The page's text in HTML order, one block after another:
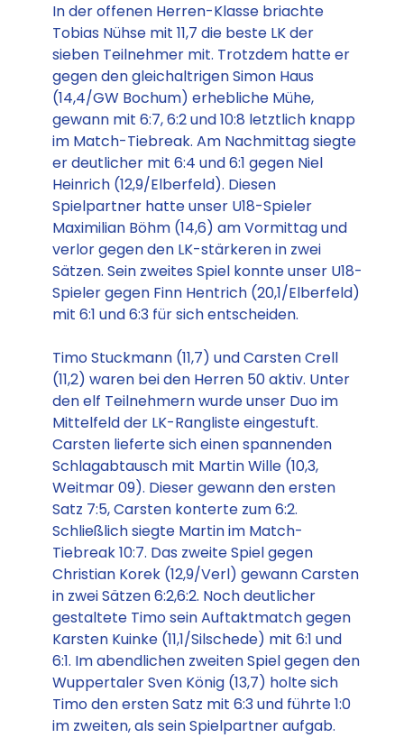
In der offenen Herren-Klasse briachte
Tobias Nühse mit 11,7 die beste LK der
sieben Teilnehmer mit. Trotzdem hatte er
gegen den gleichaltrigen Simon Haus
(14,4/GW Bochum) erhebliche Mühe,
gewann mit 6:7, 6:2 und 10:8 letztlich knapp
im Match-Tiebreak. Am Nachmittag siegte
er deutlicher mit 6:4 und 6:1 gegen Niel
Heinrich (12,9/Elberfeld). Diesen
Spielpartner hatte unser U18-Spieler
Maximilian Böhm (14,6) am Vormittag und
verlor gegen den LK-stärkeren in zwei
Sätzen. Sein zweites Spiel konnte unser U18-
Spieler gegen Finn Hentrich (20,1/Elberfeld)
mit 6:1 und 6:3 für sich entscheiden.
Timo Stuckmann (11,7) und Carsten Crell
(11,2) waren bei den Herren 50 aktiv. Unter
den elf Teilnehmern wurde unser Duo im
Mittelfeld der LK-Rangliste eingestuft.
Carsten lieferte sich einen spannenden
Schlagabtausch mit Martin Wille (10,3,
Weitmar 09). Dieser gewann den ersten
Satz 7:5, Carsten konterte zum 6:2.
Schließlich siegte Martin im Match-
Tiebreak 10:7. Das zweite Spiel gegen
Christian Korek (12,9/Verl) gewann Carsten
in zwei Sätzen 6:2,6:2. Noch deutlicher
gestaltete Timo sein Auftaktmatch gegen
Karsten Kuinke (11,1/Silschede) mit 6:1 und
6:1. Im abendlichen zweiten Spiel gegen den
Wuppertaler Sven König (13,7) holte sich
Timo den ersten Satz mit 6:3 und führte 1:0
im zweiten, als sein Spielpartner aufgab.